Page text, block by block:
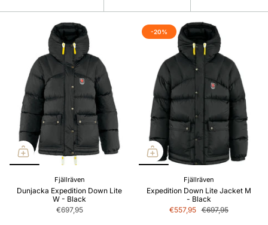
BY
Fjällräven
Dunjacka Expedition Down Lite
W - Black
€697,95
-20%
Fjällräven
Expedition Down Lite Jacket M
- Black
€557,95 €697,95